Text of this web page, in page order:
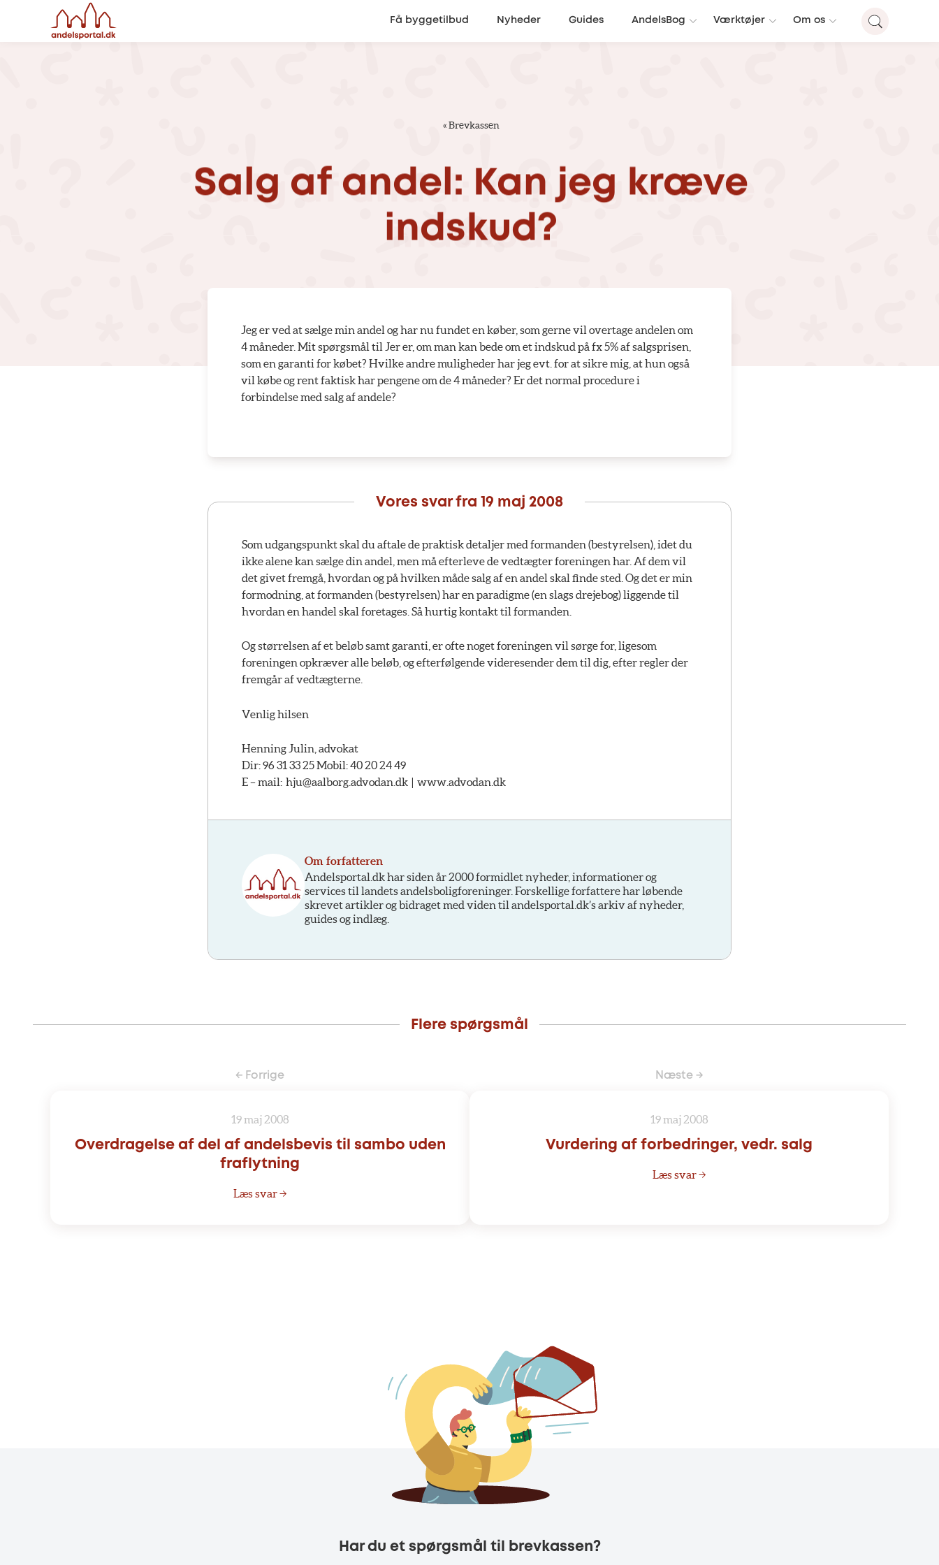
Få byggetilbud Nyheder Guides AndelsBog Værktøjer Om os
«Brevkassen
Salg af andel: Kan jeg kræve
indskud?
Jeg er ved at sælge min andel og har nu fundet en køber, som gerne vil overtage andelen om
4 måneder. Mit spørgsmål til Jer er, om man kan bede om et indskud på fx 5% af salgsprisen,
som en garanti for købet? Hvilke andre muligheder har jeg evt. for at sikre mig, at hun også
vil købe og rent faktisk har pengene om de 4 måneder? Er det normal procedure i
forbindelse med salg af andele?
Vores svar fra 19 maj 2008
Som udgangspunkt skal du aftale de praktisk detaljer med formanden (bestyrelsen), idet du
ikke alene kan sælge din andel, men må efterleve de vedtægter foreningen har. Af dem vil
det givet fremgå, hvordan og på hvilken måde salg af en andel skal finde sted. Og det er min
formodning, at formanden (bestyrelsen) har en paradigme (en slags drejebog) liggende til
hvordan en handel skal foretages. Så hurtig kontakt til formanden.
Og størrelsen af et beløb samt garanti, er ofte noget foreningen vil sørge for, ligesom
foreningen opkræver alle beløb, og efterfølgende videresender dem til dig, efter regler der
fremgår af vedtægterne.
Venlig hilsen
Henning Julin, advokat
Dir: 96 31 33 25 Mobil: 40 20 24 49
E – mail: hju@aalborg.advodan.dk | www.advodan.dk
Om forfatteren
Andelsportal.dk har siden år 2000 formidlet nyheder, informationer og
services til landets andelsboligforeninger. Forskellige forfattere har løbende
skrevet artikler og bidraget med viden til andelsportal.dk’s arkiv af nyheder,
guides og indlæg.
Flere spørgsmål
← Forrige
19 maj 2008
Overdragelse af del af andelsbevis til sambo uden
fraflytning
Læs svar →
Næste →
19 maj 2008
Vurdering af forbedringer, vedr. salg
Læs svar →
Har du et spørgsmål til brevkassen?